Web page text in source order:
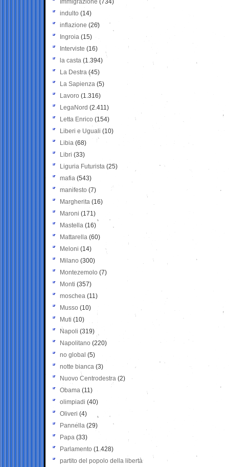
Immigrazione (734)
indulto (14)
inflazione (26)
Ingroia (15)
Interviste (16)
la casta (1.394)
La Destra (45)
La Sapienza (5)
Lavoro (1.316)
LegaNord (2.411)
Letta Enrico (154)
Liberi e Uguali (10)
Libia (68)
Libri (33)
Liguria Futurista (25)
mafia (543)
manifesto (7)
Margherita (16)
Maroni (171)
Mastella (16)
Mattarella (60)
Meloni (14)
Milano (300)
Montezemolo (7)
Monti (357)
moschea (11)
Musso (10)
Muti (10)
Napoli (319)
Napolitano (220)
no global (5)
notte bianca (3)
Nuovo Centrodestra (2)
Obama (11)
olimpiadi (40)
Oliveri (4)
Pannella (29)
Papa (33)
Parlamento (1.428)
partito del popolo della libertà